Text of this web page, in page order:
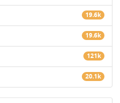
19.6k
19.6k
121k
20.1k